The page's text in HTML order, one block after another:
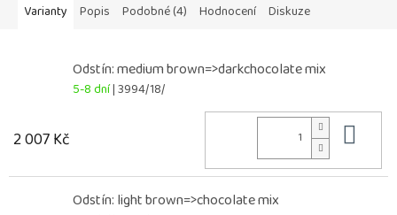
Varianty Popis Podobné (4) Hodnocení Diskuze
Odstín: medium brown=>darkchocolate mix
5-8 dní| 3994/18/
2 007 Kč
Odstín: light brown=>chocolate mix